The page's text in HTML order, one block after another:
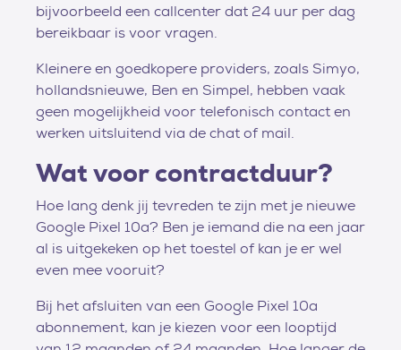
bijvoorbeeld een callcenter dat 24 uur per dag
bereikbaar is voor vragen.
Kleinere en goedkopere providers, zoals Simyo,
hollandsnieuwe, Ben en Simpel, hebben vaak
geen mogelijkheid voor telefonisch contact en
werken uitsluitend via de chat of mail.
Wat voor contractduur?
Hoe lang denk jij tevreden te zijn met je nieuwe
Google Pixel 10a? Ben je iemand die na een jaar
al is uitgekeken op het toestel of kan je er wel
even mee vooruit?
Bij het afsluiten van een Google Pixel 10a
abonnement, kan je kiezen voor een looptijd